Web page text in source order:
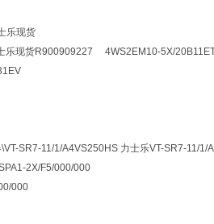
乐现货
现货R900909227 4WS2EM10-5X/
SR7-11/1/A4VS250HS 力士乐VT-SR7-11/1/
2X/F5/000/000
000